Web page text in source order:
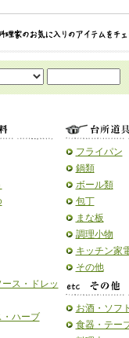
ス・ドレッ
・ハーブ
フライパン
鍋類
ボール類
包丁
まな板
調理小物
キッチン家
その他
お酒・ソフ
食器・テー